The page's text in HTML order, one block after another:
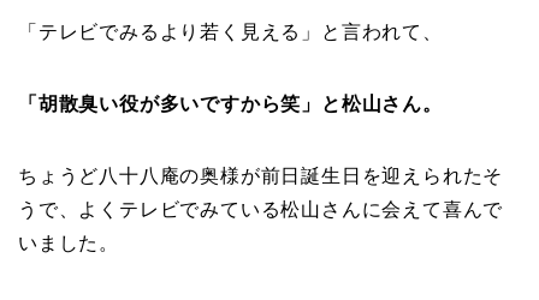
「テレビでみるより若く見える」と言われて、
「胡散臭い役が多いですから笑」と松山さん。
ちょうど八十八庵の奥様が前日誕生日を迎えられたそ
うで、よくテレビでみている松山さんに会えて喜んで
いました。